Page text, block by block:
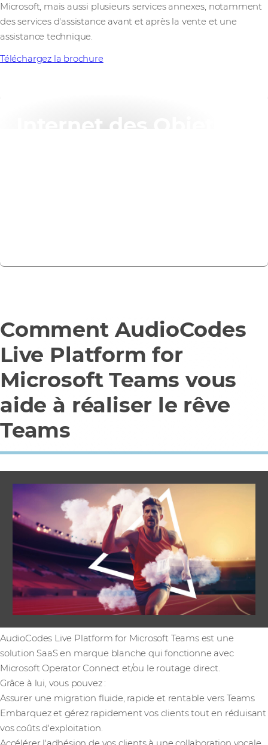
Microsoft, mais aussi plusieurs services annexes, notamment
des services d'assistance avant et après la vente et une
assistance technique.
Téléchargez la brochure
Internet des Objets
Comment AudioCodes
Live Platform for
Microsoft Teams vous
aide à réaliser le rêve
Teams
AudioCodes Live Platform for Microsoft Teams est une
solution SaaS en marque blanche qui fonctionne avec
Microsoft Operator Connect et/ou le routage direct.
Grâce à lui, vous pouvez :
Assurer une migration fluide, rapide et rentable vers Teams
Embarquez et gérez rapidement vos clients tout en réduisant
vos coûts d'exploitation.